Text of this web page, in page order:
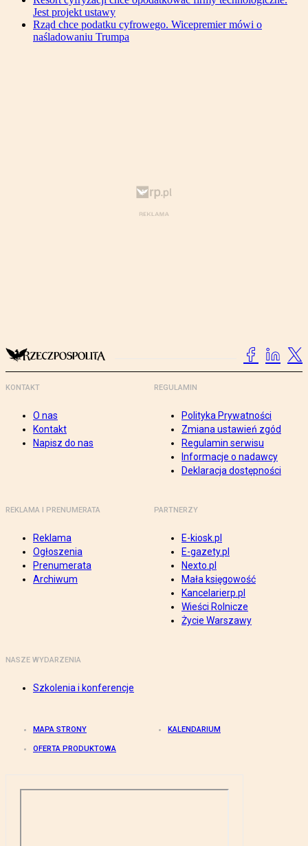
Jest projekt ustawy
Rząd chce podatku cyfrowego. Wicepremier mówi o
naśladowaniu Trumpa
KONTAKT
O nas
Kontakt
Napisz do nas
REGULAMIN
Polityka Prywatności
Zmiana ustawień zgód
Regulamin serwisu
Informacje o nadawcy
Deklaracja dostępności
REKLAMA I PRENUMERATA
Reklama
Ogłoszenia
Prenumerata
Archiwum
PARTNERZY
E-kiosk.pl
E-gazety.pl
Nexto.pl
Mała księgowość
Kancelarierp.pl
Wieści Rolnicze
Życie Warszawy
NASZE WYDARZENIA
Szkolenia i konferencje
MAPA STRONY KALENDARIUM
OFERTA PRODUKTOWA